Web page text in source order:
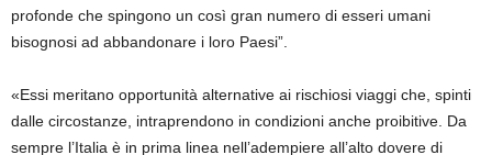
profonde che spingono un così gran numero di esseri umani
bisognosi ad abbandonare i loro Paesi”.
«Essi meritano opportunità alternative ai rischiosi viaggi che, spinti
dalle circostanze, intraprendono in condizioni anche proibitive. Da
sempre l’Italia è in prima linea nell’adempiere all’alto dovere di